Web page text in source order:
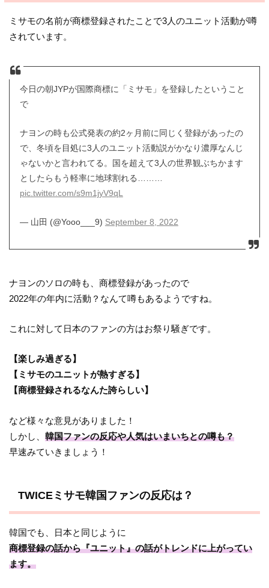
ミサモの名前が商標登録されたことで3人のユニット活動が噂
されています。
今日の朝JYPが国際商標に「ミサモ」を登録したということ
で
ナヨンの時も公式発表の約2ヶ月前に同じく登録があったの
で、冬頃を目処に3人のユニット活動説がかなり濃厚なんじ
ゃないかと言われてる。国を超えて3人の世界観ぶちかます
としたらもう軽率に地球割れる………
pic.twitter.com/s9m1jyV9qL
— 山田 (@Yooo___9) September 8, 2022
ナヨンのソロの時も、商標登録があったので
2022年の年内に活動？なんて噂もあるようですね。
これに対して日本のファンの方はお祭り騒ぎです。
【楽しみ過ぎる】
【ミサモのユニットが熱すぎる】
【商標登録されるなんた誇らしい】
など様々な意見がありました！
しかし、韓国ファンの反応や人気はいまいちとの噂も？
早速みていきましょう！
TWICEミサモ韓国ファンの反応は？
韓国でも、日本と同じように
商標登録の話から『ユニット』の話がトレンドに上がってい
ます。